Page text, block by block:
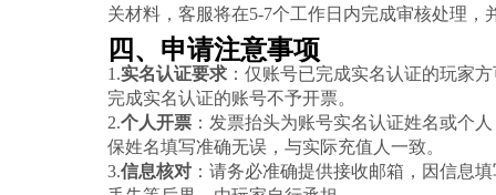
关材料，客服将在5-7个工作日内完成审核处理，
四、申请注意事项
1.实名认证要求：仅账号已完成实名认证的玩家
完成实名认证的账号不予开票。
2.个人开票：发票抬头为账号实名认证姓名或个
保姓名填写准确无误，与实际充值人一致。
3.信息核对：请务必准确提供接收邮箱，因信息